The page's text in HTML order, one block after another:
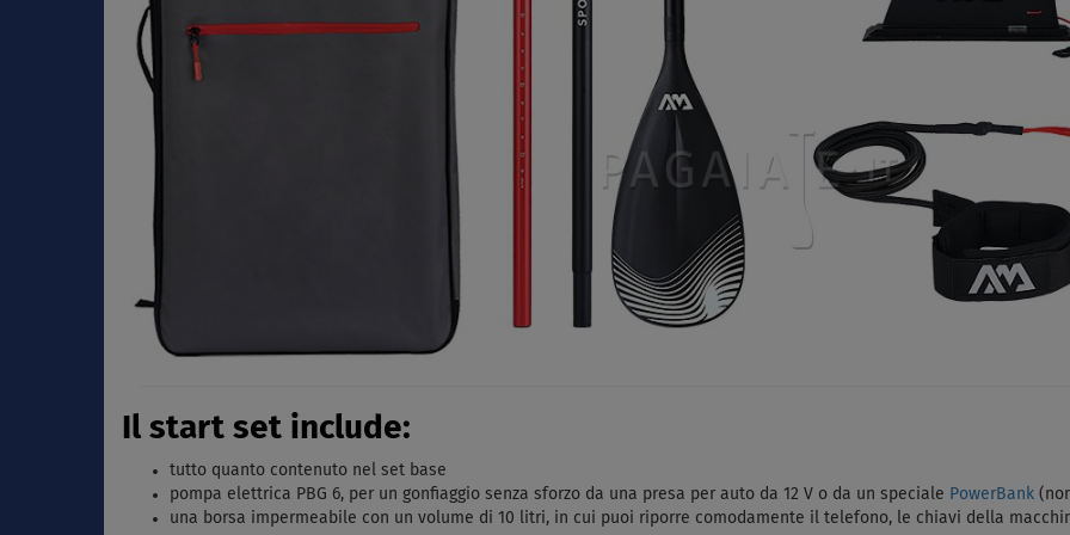
Il start set include:
tutto quanto contenuto nel set base
pompa elettrica PBG 6, per un gonfiaggio senza sforzo da una presa per auto da 12 V o da un speciale PowerBank
una borsa impermeabile con un volume di 10 litri, in cui puoi riporre comodamente il telefono, le chiavi della